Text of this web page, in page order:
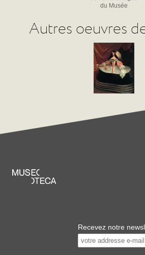
du Musée
Autres oeuvres
Recevez notre